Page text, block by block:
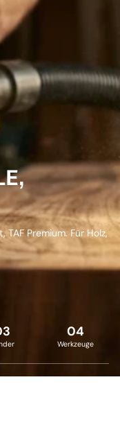
Premium. Für Holz,
04
Werkzeuge